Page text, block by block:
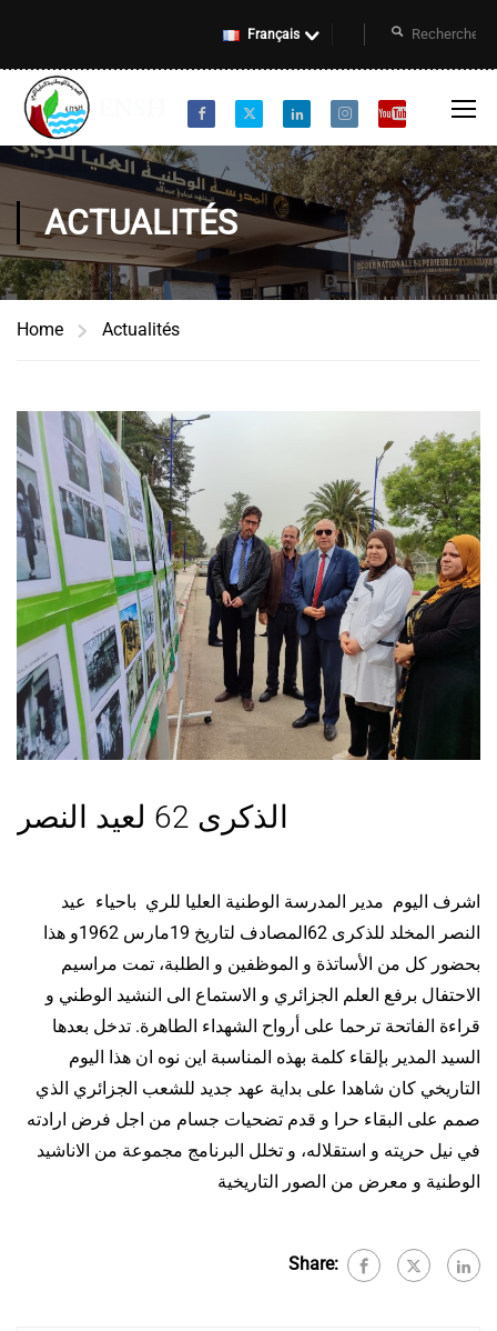
Français
ACTUALITÉS
Home Actualités
الذكرى 62 لعيد النصر
اشرف اليوم مدير المدرسة الوطنية العليا للري باحياء عيد
النصر المخلد للذكرى 62المصادف لتاريخ 19مارس 1962و هذا
بحضور كل من الأساتذة و الموظفين و الطلبة، تمت مراسيم
الاحتفال برفع العلم الجزائري و الاستماع الى النشيد الوطني و
قراءة الفاتحة ترحما على أرواح الشهداء الطاهرة. تدخل بعدها
السيد المدير بإلقاء كلمة بهذه المناسبة اين نوه ان هذا اليوم
التاريخي كان شاهدا على بداية عهد جديد للشعب الجزائري الذي
صمم على البقاء حرا و قدم تضحيات جسام من اجل فرض ارادته
في نيل حريته و استقلاله، و تخلل البرنامج مجموعة من الاناشيد
الوطنية و معرض من الصور التاريخية
Share: